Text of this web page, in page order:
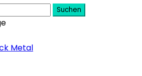
Suchen
Metal